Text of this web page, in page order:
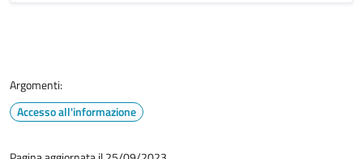
Argomenti:
Accesso all'informazione